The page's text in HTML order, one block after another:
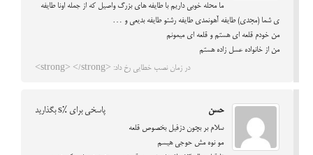
ما محله خوبی داریم با طایفه های بزرگ واصیل که از جمله اونا طایفه
ی شما (مجدی) طایفه آهونمدی طایفه رشنو طایفه بدیعی و …
من خودم قلعه ای هستم و قلعه ای میمونم
من از خانواده عسل زاده هستم
در زمان نصب خطایی رخ داد: <strong> </strong>
حسن پاسخی برای %s بگذارید
سلام بر بچون دزفیل بخصوص قلعه
مو نوه مش حوجی هیسم